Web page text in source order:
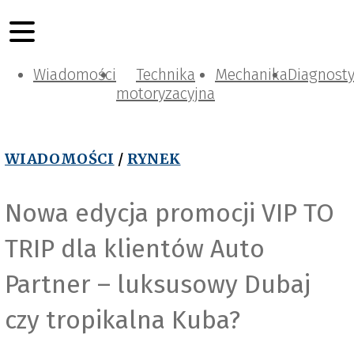
Wiadomości
Technika
motoryzacyjna
Mechanika
WIADOMOŚCI / RYNEK
Nowa edycja promocji VIP TO
TRIP dla klientów Auto
Partner – luksusowy Dubaj
czy tropikalna Kuba?